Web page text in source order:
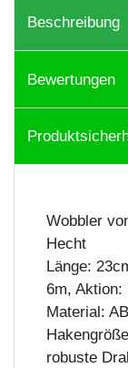
Beschreibung
Bewertungen
Wobbler
Hecht
Länge:
6m, Aktion:
Material:
robuste